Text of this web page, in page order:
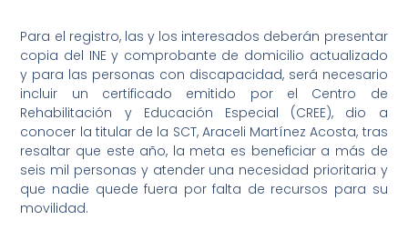
Para el registro, las y los interesados deberán presentar
copia del INE y comprobante de domicilio actualizado
y para las personas con discapacidad, será necesario
incluir un certificado emitido por el Centro de
Rehabilitación y Educación Especial (CREE), dio a
conocer la titular de la SCT, Araceli Martínez Acosta, tras
resaltar que este año, la meta es beneficiar a más de
seis mil personas y atender una necesidad prioritaria y
que nadie quede fuera por falta de recursos para su
movilidad.